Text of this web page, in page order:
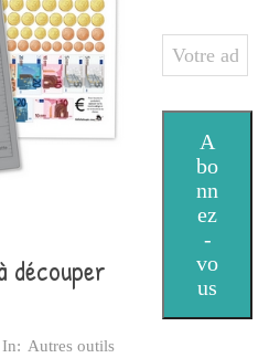
découper
In: Autres outils
Votre
adresse
A
bo
nn
ez
-
vo
us